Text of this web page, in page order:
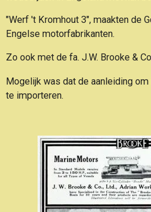
"Werf 't Kromhout 3", maakten de
Engelse motorfabrikanten.
Zo ook met de fa. J.W. Brooke &
Mogelijk was dat de aanleiding
te importeren.